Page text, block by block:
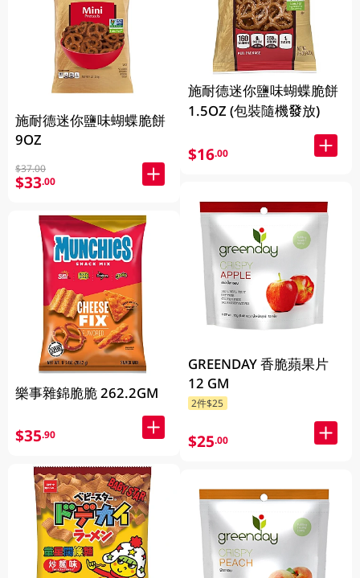
施耐德迷你鹽味蝴蝶脆餅
9OZ
$37.00
$33.00
樂事雜錦脆脆 262.2GM
$35.90
施耐德迷你鹽味蝴蝶脆餅
1.5OZ (包裝隨機發放)
$16.00
GREENDAY 香脆蘋果片
12 GM
2件$25
$25.00